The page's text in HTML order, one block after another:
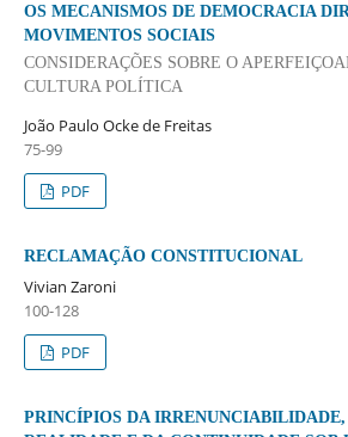
OS MECANISMOS DE DEMOCRACIA
MOVIMENTOS SOCIAIS
CONSIDERAÇÕES SOBRE O
CULTURA POLÍTICA
João Paulo Ocke de Freitas
75-99
PDF
RECLAMAÇÃO CONSTITUCIONAL
Vivian Zaroni
100-128
PDF
PRINCÍPIOS DA